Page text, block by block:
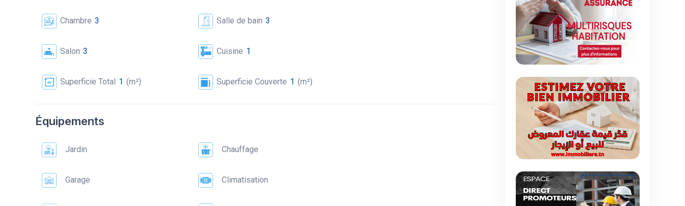
Chambre 3
Salon 3
Superficie Total 1 (m²)
Salle de bain 3
Cuisine 1
Superficie Couverte 1 (m²)
Équipements
Jardin
Garage
Chauffage
Climatisation